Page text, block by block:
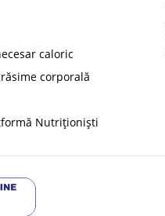
caloric
corporală
Nutriționiști